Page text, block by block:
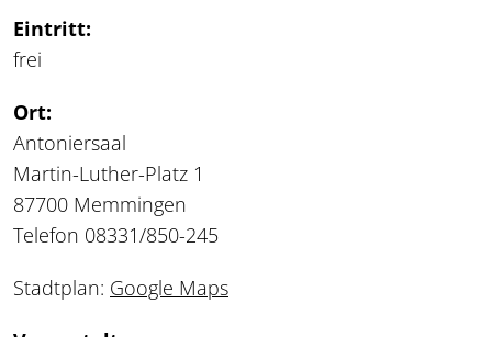
Eintritt:
frei
Ort:
Antoniersaal
Martin-Luther-Platz 1
87700 Memmingen
Telefon 08331/850-245
Stadtplan: Google Maps